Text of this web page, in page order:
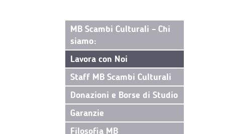
MB Scambi Culturali – Chi
siamo:
Lavora con Noi
Staff MB Scambi Culturali
Donazioni e Borse di Studio
Garanzie
Filosofia MB